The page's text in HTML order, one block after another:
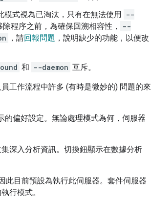
式視為已淘汰，只有在無法使用 --
程序之前，為確保回溯相容性，
--
，請回報問題 ，說明缺少的功能，以便改
和 --daemon 互斥。
工作流程中許多 (有時是微妙的) 問題的來
的偏好設定。無論處理模式為何，伺服器
深入分析資訊。切換鈕顯示在數據分析
此目前預設為執行此伺服器。套件伺服器
行模式。